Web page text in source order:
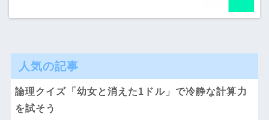
人気の記事
論理クイズ「幼女と消えた1ドル」で冷静な計算力
を試そう